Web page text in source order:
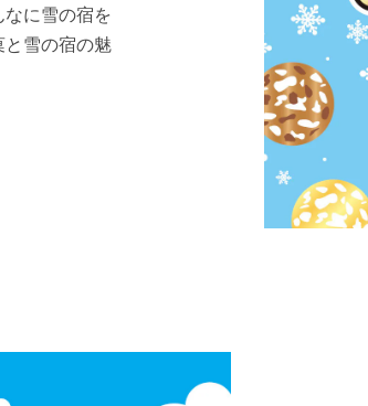
に雪の宿を
と雪の宿の魅